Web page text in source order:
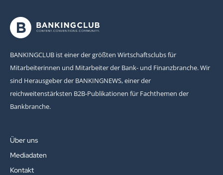
BANKINGCLUB ist einer der größten Wirtschaftsclubs für
Mitarbeiterinnen und Mitarbeiter der Bank- und Finanzbranche. Wir
sind Herausgeber der BANKINGNEWS, einer der
reichweitenstärksten B2B-Publikationen für Fachthemen der
Bankbranche.
Über uns
Mediadaten
Kontakt